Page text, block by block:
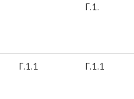
Г.1.
Г.1.1 Г.1.1